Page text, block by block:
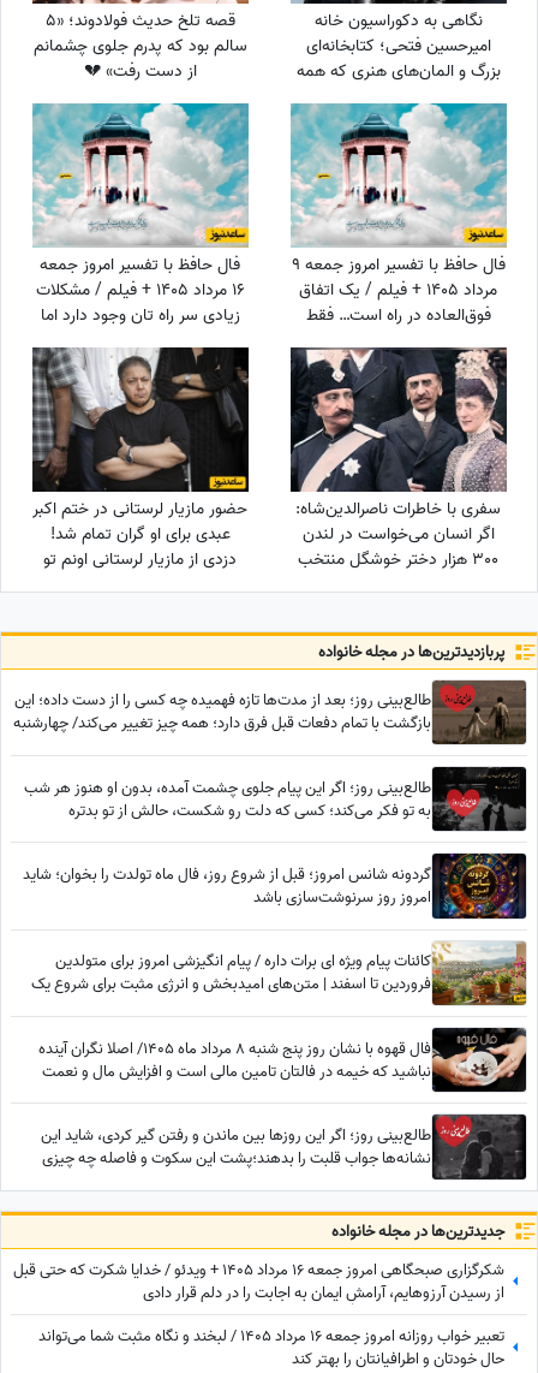
نگاهی به دکوراسیون خانه
امیرحسین فتحی؛ کتابخانه‌ای
بزرگ و المان‌های هنری که همه
را غافلگیر کرد/ بیخود نیست
بهش میگن آقازاده سینمای ایران
قصه تلخ حدیث فولادوند؛ «5
سالم بود که پدرم جلوی چشمانم
از دست رفت» 💔
فال حافظ با تفسیر امروز جمعه 9
مرداد 1405 + فیلم / یک اتفاق
فوق‌العاده در راه است… فقط
کمی صبر کن و ببین! زندگی هنوز
بهترین هدیه‌اش را برای تو نگه
داشته است!
فال حافظ با تفسیر امروز جمعه
16 مرداد 1405 + فیلم / مشکلات
زیادی سر راه تان وجود دارد اما
...
سفری با خاطرات ناصرالدین‌شاه:
اگر انسان می‌خواست در لندن
300 هزار دختر خوشگل منتخب
می‌کرد، خیلی اوضاع غریبی بود/
حضور مازیار لرستانی در ختم اکبر
عبدی برای او گران تمام شد!
دزدی از مازیار لرستانی اونم تو
روز روشن!
پربازدید‌ترین‌ها در مجله خانواده
طالع‌بینی روز؛ بعد از مدت‌ها تازه فهمیده چه کسی را از دست داده؛ این
بازگشت با تمام دفعات قبل فرق دارد؛ همه چیز تغییر می‌کند/ چهارشنبه
طالع‌بینی روز؛ اگر این پیام جلوی چشمت آمده، بدون او هنوز هر شب
به تو فکر می‌کند؛ کسی که دلت رو شکست، حالش از تو بدتره
گردونه شانس امروز؛ قبل از شروع روز، فال ماه تولدت را بخوان؛ شاید
امروز روز سرنوشت‌سازی باشد
کائنات پیام ویژه ای برات داره / پیام انگیزشی امروز برای متولدین
فروردین تا اسفند | متن‌های امیدبخش و انرژی مثبت برای شروع یک
فال قهوه با نشان روز پنج شنبه 8 مرداد ماه 1405/ اصلا نگران آینده
نباشید که خیمه در فالتان تامین مالی است و افزایش مال و نعمت
طالع‌بینی روز؛ اگر این روزها بین ماندن و رفتن گیر کردی، شاید این
نشانه‌ها جواب قلبت را بدهند؛پشت این سکوت و فاصله چه چیزی
جدید‌ترین‌ها در مجله خانواده
شکرگزاری صبحگاهی امروز جمعه 16 مرداد 1405 + ویدئو / خدایا شکرت که حتی قبل
از رسیدن آرزوهایم، آرامشِ ایمان به اجابت را در دلم قرار دادی
تعبیر خواب روزانه امروز جمعه 16 مرداد 1405 / لبخند و نگاه مثبت شما می‌تواند
حال خودتان و اطرافیانتان را بهتر کند